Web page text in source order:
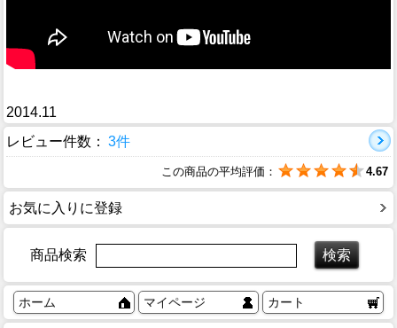
2014.11
レビュー件数： 3件
この商品の平均評価： 4.67
お気に入りに登録
商品検索
ホーム マイページ カート